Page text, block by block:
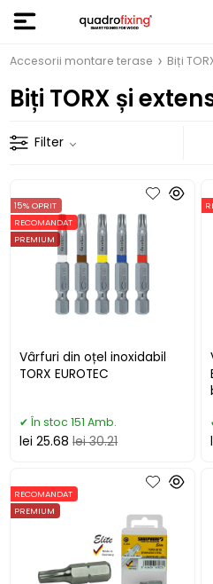
Accesorii montare terase Biți
Biți TORX și
Filter
Vârfuri din oțel inoxidabil
TORX EUROTEC
15% OPRIT
RECOMANDAT
PREMIUM
În stoc 151 Amb.
lei 25.68 lei 30.21
RECOMANDAT
PREMIUM